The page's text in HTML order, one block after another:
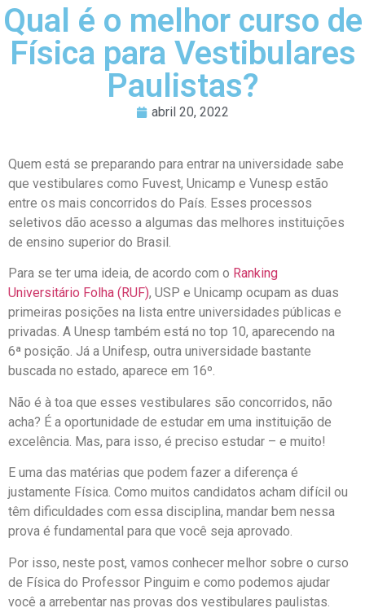
Qual é o melhor curso de
Física para Vestibulares
Paulistas?
abril 20, 2022
Quem está se preparando para entrar na universidade sabe
que vestibulares como Fuvest, Unicamp e Vunesp estão
entre os mais concorridos do País. Esses processos
seletivos dão acesso a algumas das melhores instituições
de ensino superior do Brasil.
Para se ter uma ideia, de acordo com o Ranking
Universitário Folha (RUF), USP e Unicamp ocupam as duas
primeiras posições na lista entre universidades públicas e
privadas. A Unesp também está no top 10, aparecendo na
6ª posição. Já a Unifesp, outra universidade bastante
buscada no estado, aparece em 16º.
Não é à toa que esses vestibulares são concorridos, não
acha? É a oportunidade de estudar em uma instituição de
excelência. Mas, para isso, é preciso estudar – e muito!
E uma das matérias que podem fazer a diferença é
justamente Física. Como muitos candidatos acham difícil ou
têm dificuldades com essa disciplina, mandar bem nessa
prova é fundamental para que você seja aprovado.
Por isso, neste post, vamos conhecer melhor sobre o curso
de Física do Professor Pinguim e como podemos ajudar
você a arrebentar nas provas dos vestibulares paulistas.